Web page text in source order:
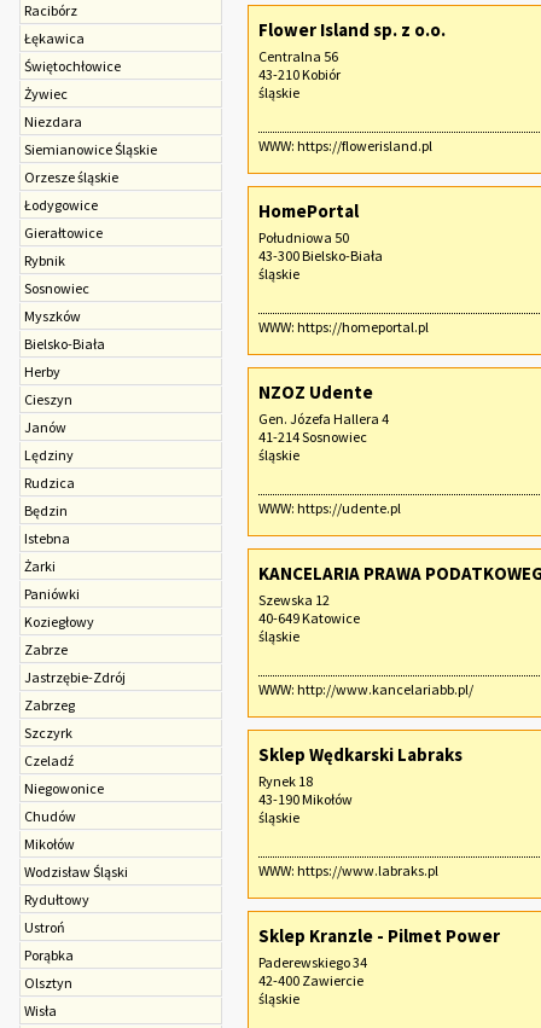
Racibórz
Łękawica
Świętochłowice
Żywiec
Niezdara
Siemianowice Śląskie
Orzesze śląskie
Łodygowice
Gierałtowice
Rybnik
Sosnowiec
Myszków
Bielsko-Biała
Herby
Cieszyn
Janów
Lędziny
Rudzica
Będzin
Istebna
Żarki
Paniówki
Koziegłowy
Zabrze
Jastrzębie-Zdrój
Zabrzeg
Szczyrk
Czeladź
Niegowonice
Chudów
Mikołów
Wodzisław Śląski
Rydułtowy
Ustroń
Porąbka
Olsztyn
Wisła
Flower Island sp. z o.o.
Centralna 56
43-210 Kobiór
śląskie
WWW: https://flowerisland.pl
HomePortal
Południowa 50
43-300 Bielsko-Biała
śląskie
WWW: https://homeportal.pl
NZOZ Udente
Gen. Józefa Hallera 4
41-214 Sosnowiec
śląskie
WWW: https://udente.pl
KANCELARIA PRAWA
Szewska 12
40-649 Katowice
śląskie
WWW: http://www.kancelariabb.pl/
Sklep Wędkarski Labraks
Rynek 18
43-190 Mikołów
śląskie
WWW: https://www.labraks.pl
Sklep Kranzle - Pilmet Power
Paderewskiego 34
42-400 Zawiercie
śląskie